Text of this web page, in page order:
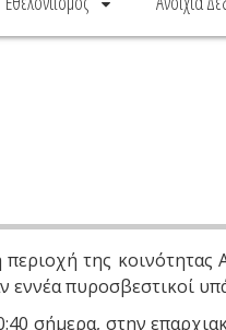
της
πυροσβεστικοί
σήμερα, στην